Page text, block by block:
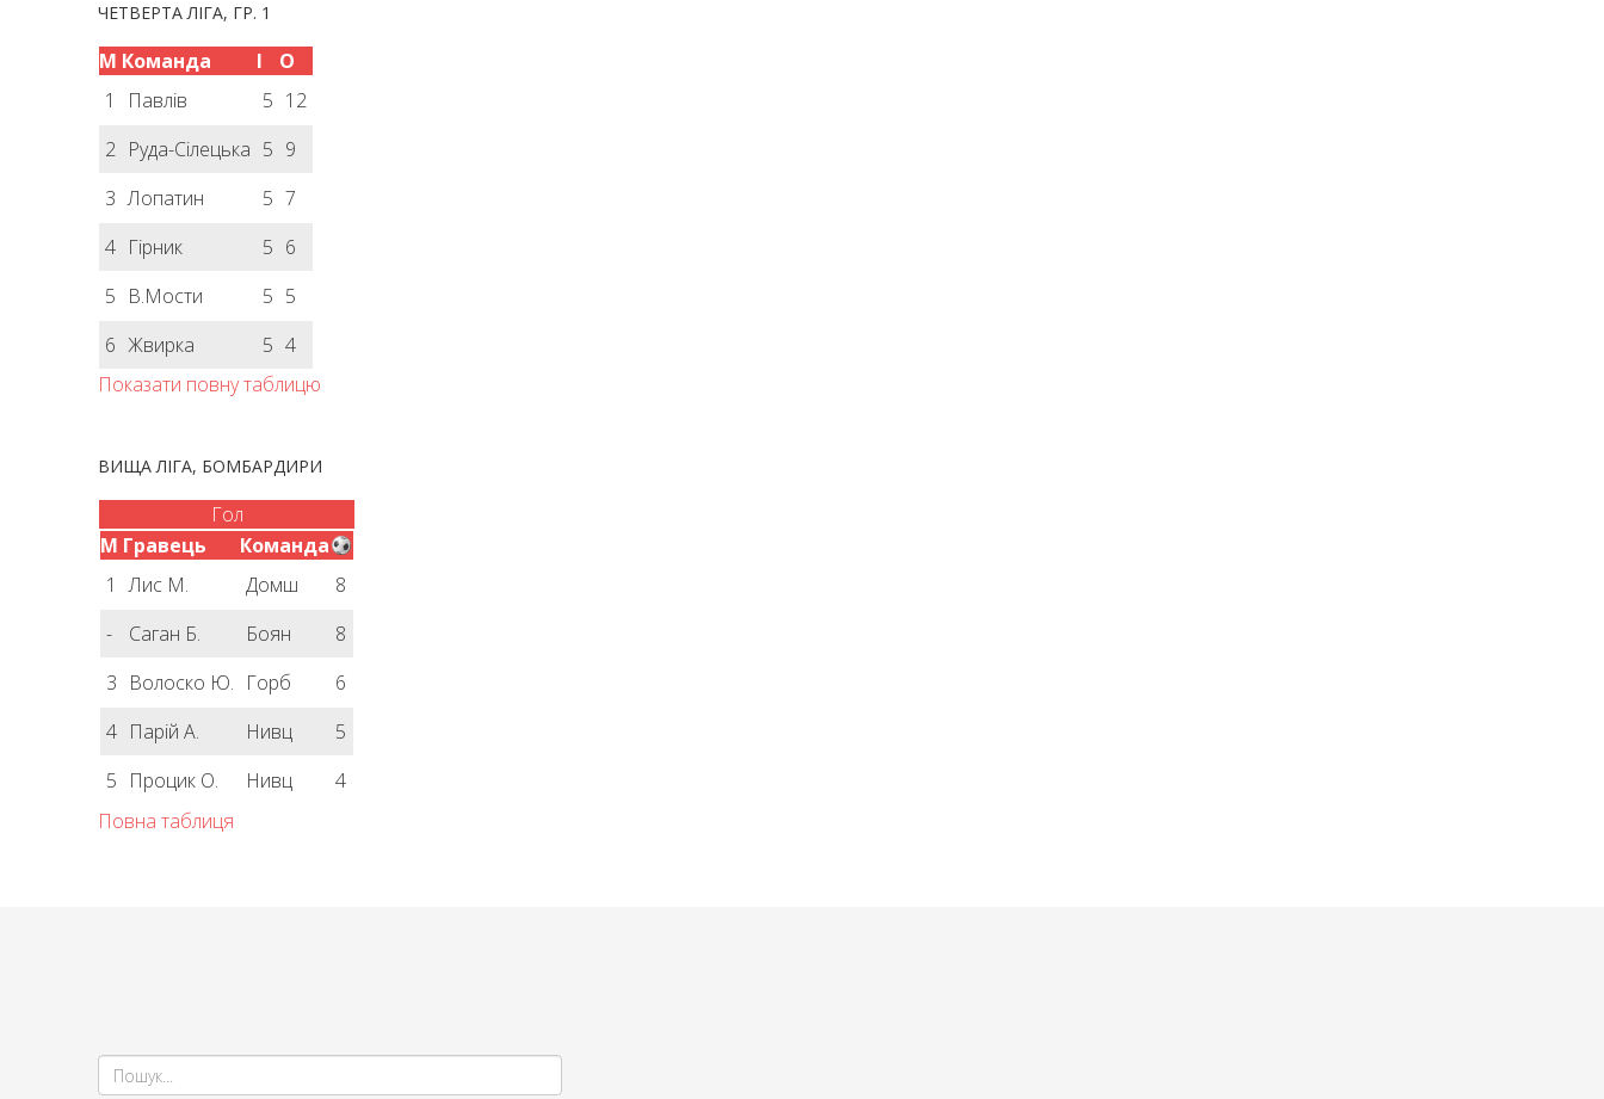
ЧЕТВЕРТА ЛІГА, ГР. 1
М Команда І
О
1
Павлів 5 12
2 Руда-Сілецька 5 9
3 Лопатин 5 7
4 Гірник 5 6
5 В.Мости 5 5
6 Жвирка 5 4
Показати повну таблицю
ВИЩА ЛІГА, БОМБАРДИРИ
Гол
М Гравець
Команда
1
Лис М. Домш
8
-
Саган Б. Боян
8
3 Волоско Ю. Горб
6
4 Парій А. Нивц
5
5 Процик О. Нивц
4
Повна таблиця